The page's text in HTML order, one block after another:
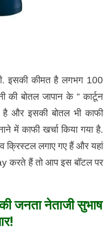
इसकी कीमत है लगभग 100
की बोतल जापान के “ कार्टून
और इसकी बोतल भी काफी
में काफी खर्चा किया गया है.
क्रिस्टल लगाए गए हैं और यहां
करते हैं तो आप इस बॉटल पर
जनता नेताजी सुभाष